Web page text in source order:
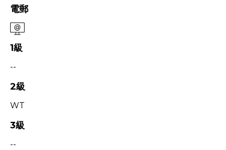
電郵
1級
--
2級
WT
3級
--